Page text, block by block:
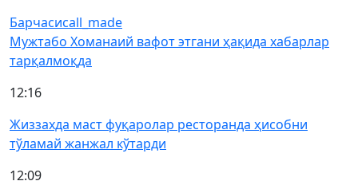
Барчасиcall_made
Мужтабо Хоманаий вафот этгани ҳақида хабарлар
тарқалмоқда
12:16
Жиззахда маст фуқаролар ресторанда ҳисобни
тўламай жанжал кўтарди
12:09